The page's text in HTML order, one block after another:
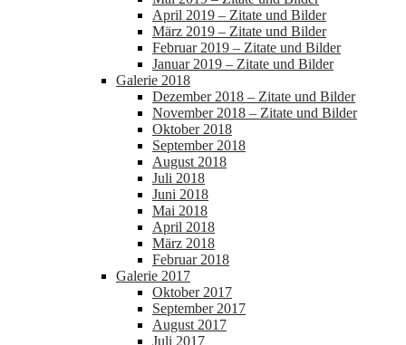
April 2019 – Zitate und Bilder
März 2019 – Zitate und Bilder
Februar 2019 – Zitate und Bilder
Januar 2019 – Zitate und Bilder
Galerie 2018
Dezember 2018 – Zitate und Bilder
November 2018 – Zitate und Bilder
Oktober 2018
September 2018
August 2018
Juli 2018
Juni 2018
Mai 2018
April 2018
März 2018
Februar 2018
Galerie 2017
Oktober 2017
September 2017
August 2017
Juli 2017